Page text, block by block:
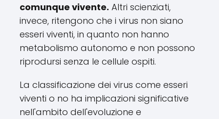
comunque vivente. Altri scienziati,
invece, ritengono che i virus non siano
esseri viventi, in quanto non hanno
metabolismo autonomo e non possono
riprodursi senza le cellule ospiti.
La classificazione dei virus come esseri
viventi o no ha implicazioni significative
nell'ambito dell'evoluzione e